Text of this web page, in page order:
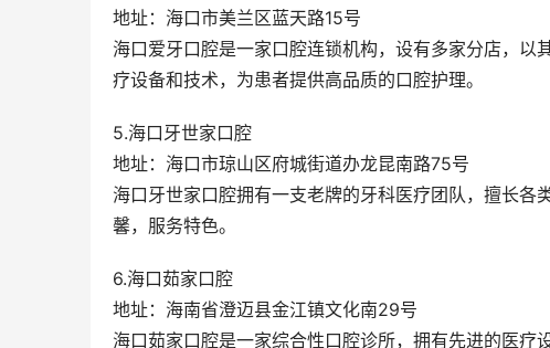
地址：海口市美兰区蓝天路15号
海口爱牙口腔是一家口腔连锁机构，设有多家分店，
疗设备和技术，为患者提供高品质的口腔护理。
5.海口牙世家口腔
地址：海口市琼山区府城街道办龙昆南路75号
海口牙世家口腔拥有一支老牌的牙科医疗团队，擅长
馨，服务特色。
6.海口茹家口腔
地址：海南省澄迈县金江镇文化南29号
海口茹家口腔是一家综合性口腔诊所，拥有先进的医